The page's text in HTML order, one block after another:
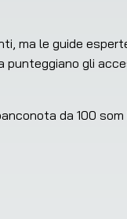
ma le guide
punteggiano gli
da 100 som